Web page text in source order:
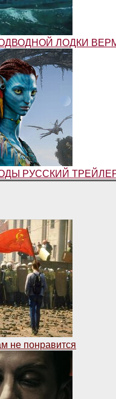
ЛОДКИ
РУССКИЙ
не понравится